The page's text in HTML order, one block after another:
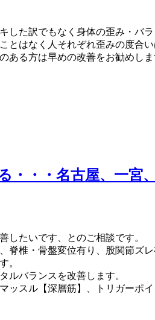
た訳でもなく身体の歪み・バ
はなく人それぞれ歪みの度合
ある方は早めの改善をお勧めしま
・・・名古屋、一宮
したいです、とのご相談です。
椎・骨盤変位有り、股関節ズ
。
ルバランスを改善します。
スル【深層筋】、トリガーポ